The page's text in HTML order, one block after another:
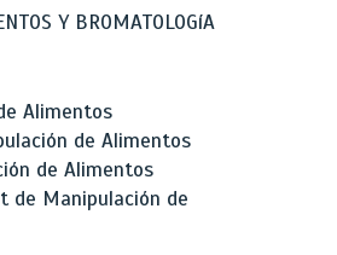
Y BROMATOLOGíA
Alimentos
de Alimentos
de Alimentos
de Manipulación de